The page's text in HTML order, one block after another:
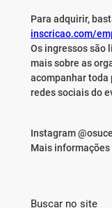
Para adquirir,
inscricao.com/
Os ingressos são
mais sobre as
acompanhar toda
redes sociais do
Instagram
Mais informações
Buscar no site